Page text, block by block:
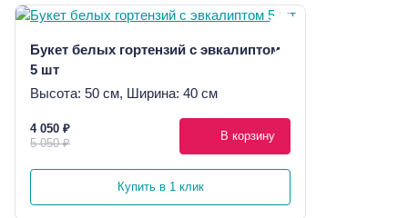
Букет белых гортензий с эвкалиптом
5 шт
Высота: 50 см, Ширина: 40 см
4 050 ₽
5 050 ₽
В корзину
Купить в 1 клик